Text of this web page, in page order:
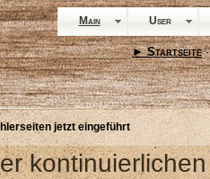
Main User
► Startseite ·
jetzt eingeführt